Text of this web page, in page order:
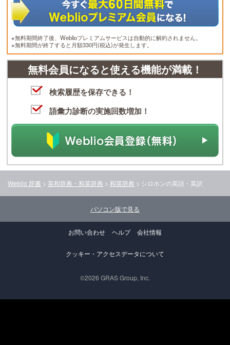
※無料期間終了後、Weblioプレミアムサービスは自動的に解約されません。
※無料期間が終了すると月額330円(税込)が発生します。
無料会員になると使える機能が満載！
検索履歴を保存できる！
語彙力診断の実施回数増加！
Weblio 辞書 > 英和辞典・和英辞典 > 和英辞典 > シロホンの英語・英訳
パソコン版で見る
お問い合わせ ヘルプ 会社情報
クッキー・アクセスデータについて
©2026 GRAS Group, Inc.